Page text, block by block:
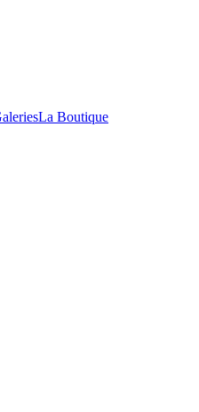
La Boutique